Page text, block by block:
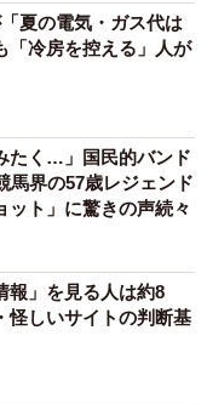
夏の電気・ガス代は
冷房を控える」人が
たく…」国民的バンド
界の57歳レジェンド
ット」に驚きの声続々
報」を見る人は約8
しいサイトの判断基